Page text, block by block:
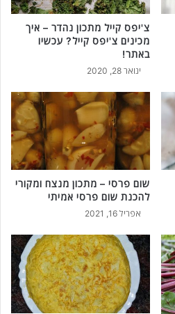
צ'יפס קייל מתכון נהדר – איך
מכינים צ'יפס קייל? עכשיו
באתר!
ינואר 28, 2020
שום פרסי – מתכון מנצח ומקורי
להכנת שום פרסי אמיתי
אפריל 16, 2021